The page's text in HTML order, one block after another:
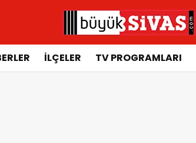
İLÇELER TV PROGRAMLARI